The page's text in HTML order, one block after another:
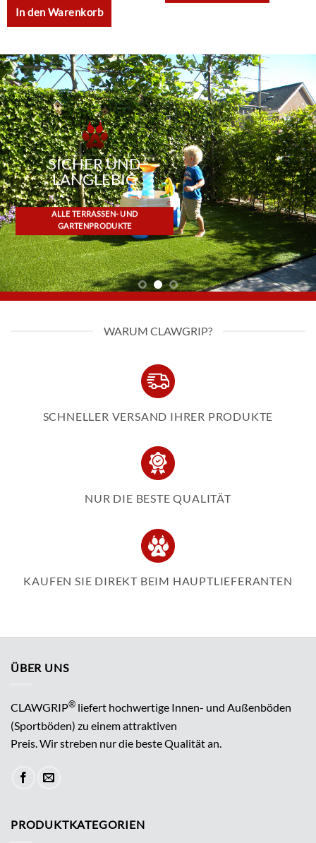
In den Warenkorb
SICHER UND
LANGLEBIG
ALLE TERRASSEN- UND
GARTENPRODUKTE
WARUM CLAWGRIP?
SCHNELLER VERSAND IHRER PRODUKTE
NUR DIE BESTE QUALITÄT
KAUFEN SIE DIREKT BEIM HAUPTLIEFERANTEN
ÜBER UNS
CLAWGRIP® liefert hochwertige Innen- und Außenböden
(Sportböden) zu einem attraktiven
Preis. Wir streben nur die beste Qualität an.
PRODUKTKATEGORIEN